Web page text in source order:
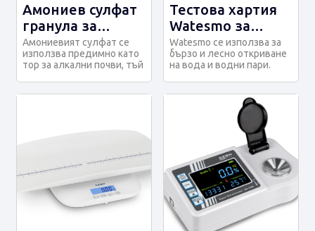
Амониев сулфат
гранула за
торене
Амониевият сулфат се
използва предимно като
тор за алкални почви, тъй
Тестова хартия
Watesmo за
определяне на
вода в
органични
разтворители
Watesmo се използва за
бързо и лесно откриване
на вода и водни пари.